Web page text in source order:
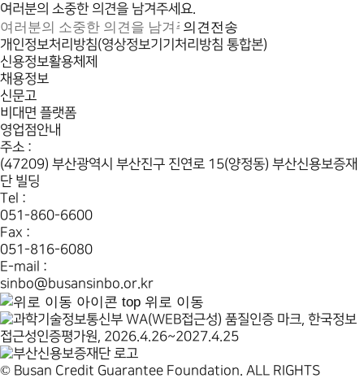
여러분의 소중한 의견을 남겨주세요.
의견전송
개인정보처리방침(영상정보기기처리방침 통합본)
신용정보활용체제
채용정보
신문고
비대면 플랫폼
영업점안내
주소 :
(47209) 부산광역시 부산진구 진연로 15(양정동) 부산신용보증재
단 빌딩
Tel :
051-860-6600
Fax :
051-816-6080
E-mail :
sinbo@busansinbo.or.kr
top 위로 이동
© Busan Credit Guarantee Foundation. ALL RIGHTS